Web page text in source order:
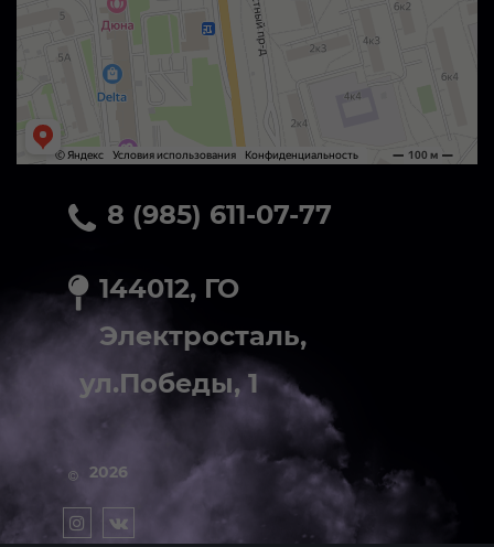
8 (985) 611-07-77
144012, ГО
Электросталь,
ул.Победы, 1
2026